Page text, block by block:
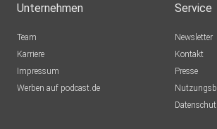
Unternehmen
Team
Karriere
Impressum
Werben auf podcast.de
Service
Newsletter
Kontakt
Presse